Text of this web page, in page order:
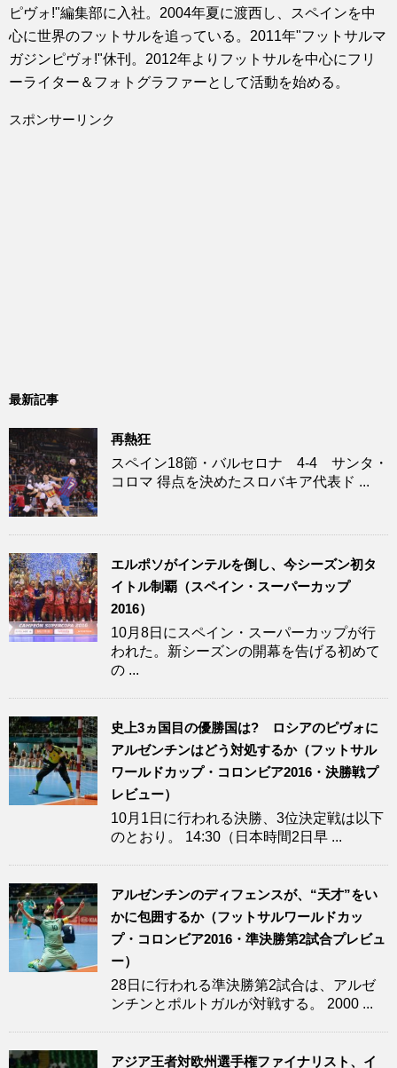
ピヴォ!"編集部に入社。2004年夏に渡西し、スペインを中
心に世界のフットサルを追っている。2011年"フットサルマ
ガジンピヴォ!"休刊。2012年よりフットサルを中心にフリ
ーライター＆フォトグラファーとして活動を始める。
スポンサーリンク
最新記事
再熱狂
スペイン18節・バルセロナ 4-4 サンタ・
コロマ 得点を決めたスロバキア代表ド ...
エルポソがインテルを倒し、今シーズン初タ
イトル制覇（スペイン・スーパーカップ
2016）
10月8日にスペイン・スーパーカップが行
われた。新シーズンの開幕を告げる初めて
の ...
史上3ヵ国目の優勝国は? ロシアのピヴォに
アルゼンチンはどう対処するか（フットサル
ワールドカップ・コロンビア2016・決勝戦プ
レビュー）
10月1日に行われる決勝、3位決定戦は以下
のとおり。 14:30（日本時間2日早 ...
アルゼンチンのディフェンスが、“天才”をい
かに包囲するか（フットサルワールドカッ
プ・コロンビア2016・準決勝第2試合プレビュ
ー）
28日に行われる準決勝第2試合は、アルゼ
ンチンとポルトガルが対戦する。 2000 ...
アジア王者対欧州選手権ファイナリスト、イ